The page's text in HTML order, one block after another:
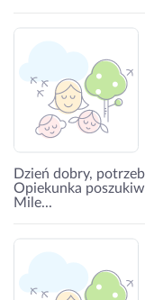
Dzień dobry,
Opiekunka
Mile...